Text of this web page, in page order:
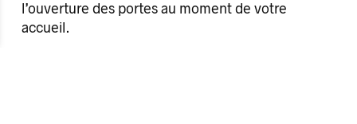
l’ouverture des portes au moment de votre
accueil.